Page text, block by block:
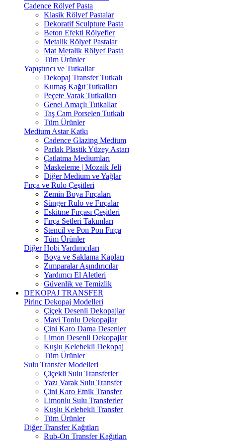
Cadence Rölyef Pasta
Klasik Rölyef Pastalar
Dekoratif Sculpture Pasta
Beton Efekti Rölyefler
Metalik Rölyef Pastalar
Mat Metalik Rölyef Pasta
Tüm Ürünler
Yapıştırıcı ve Tutkallar
Dekopaj Transfer Tutkalı
Kumaş Kağıt Tutkalları
Peçete Varak Tutkalları
Genel Amaçlı Tutkallar
Taş Cam Porselen Tutkalı
Tüm Ürünler
Medium Astar Katkı
Cadence Glazing Medium
Parlak Plastik Yüzey Astarı
Çatlatma Mediumları
Maskeleme | Mozaik Jeli
Diğer Medium ve Yağlar
Fırça ve Rulo Çeşitleri
Zemin Boya Fırçaları
Sünger Rulo ve Fırçalar
Eskitme Fırçası Çeşitleri
Fırça Setleri Takımları
Stencil ve Pon Pon Fırça
Tüm Ürünler
Diğer Hobi Yardımcıları
Boya ve Saklama Kapları
Zımparalar Aşındırıcılar
Yardımcı El Aletleri
Güvenlik ve Temizlik
DEKOPAJ TRANSFER
Pirinç Dekopaj Modelleri
Çiçek Desenli Dekopajlar
Mavi Tonlu Dekopajlar
Çini Karo Dama Desenler
Limon Desenli Dekopajlar
Kuşlu Kelebekli Dekopaj
Tüm Ürünler
Sulu Transfer Modelleri
Çiçekli Sulu Transferler
Yazı Varak Sulu Transfer
Çini Karo Etnik Transfer
Limonlu Sulu Transferler
Kuşlu Kelebekli Transfer
Tüm Ürünler
Diğer Transfer Kağıtları
Rub-On Transfer Kağıtları